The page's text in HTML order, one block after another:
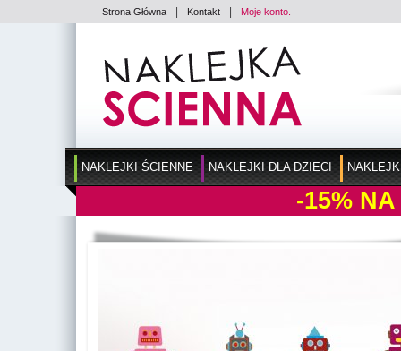
Strona Główna Kontakt Moje konto.
NAKLEJKI ŚCIENNE NAKLEJKI DLA DZIECI
-15% NA